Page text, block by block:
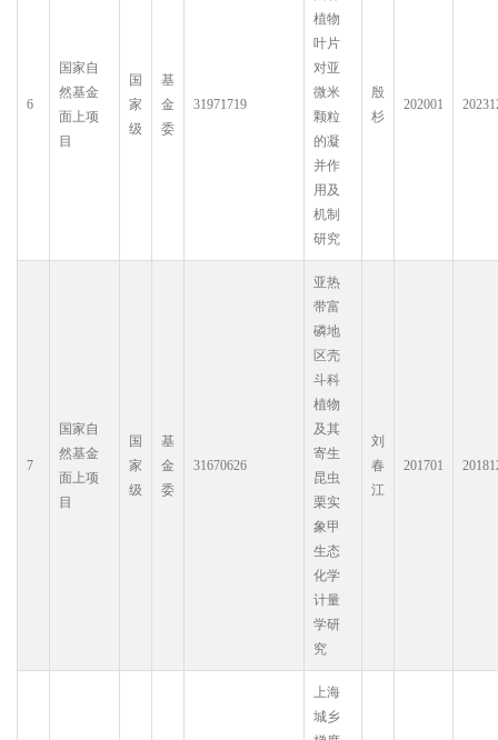
6
国家自
然基金
面上项
目
国
家
级
基
金
委
31971719
植物
叶片
对亚
微米
颗粒
的凝
并作
用及
机制
研究
殷
杉
202001
7
国家自
然基金
面上项
目
国
家
级
基
金
委
31670626
亚热
带富
磷地
区壳
斗科
植物
及其
寄生
昆虫
栗实
象甲
生态
化学
计量
学研
究
刘
春
江
201701
上海
城乡